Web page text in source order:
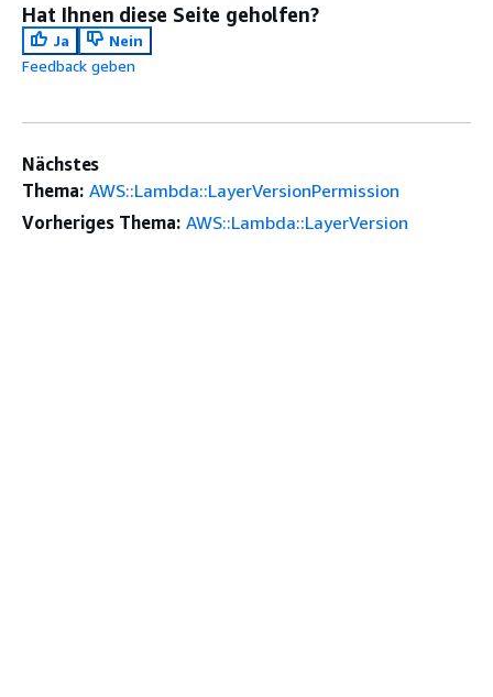
Hat Ihnen diese Seite geholfen?
Ja
Nein
Feedback geben
Nächstes
Thema: AWS::Lambda::LayerVersionPermission
Vorheriges Thema: AWS::Lambda::LayerVersion